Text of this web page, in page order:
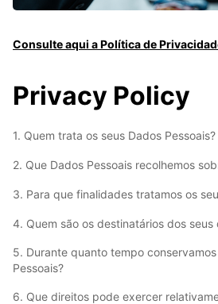
Consulte aqui a Política de
Privacy Policy
1. Quem trata os seus Dados Pessoais?
2. Que Dados Pessoais recolhemos
3. Para que finalidades tratamos os
4. Quem são os destinatários dos seus
5. Durante quanto tempo
Pessoais?
6. Que direitos pode exercer